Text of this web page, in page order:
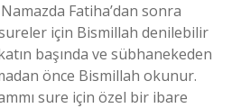
Fatiha’dan sonra
için Bismillah denilebilir
başında ve sübhanekeden
önce Bismillah okunur.
sure için özel bir ibare